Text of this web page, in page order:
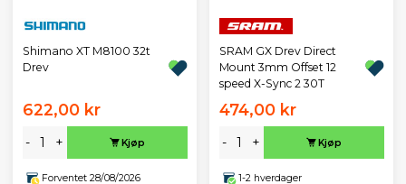
Shimano XT M8100 32t
Drev
622,00 kr
- + Kjøp
Forventet 28/08/2026
SRAM GX Drev Direct
Mount 3mm Offset 12
speed X-Sync 2 30T
474,00 kr
- + Kjøp
1-2 hverdager